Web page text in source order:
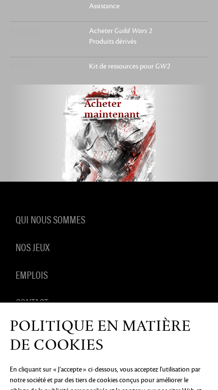
Assistance
AcheterGuild Wars 2
Produits dérivés
Kit de ressources pourGW2
Acheter
maintenant
QUI NOUS SOMMES
NOS JEUX
EMPLOIS
CONTACT
PRODUITS DÉRIVÉS
AVIS DE CONFIDENTIALITÉ MENTIONS LÉGALES
POLITIQUE EN MATIÈRE
DE COOKIES
En cliquant sur « J'accepte » ci-dessous, vous acceptez l'utilisation par
notre société et par des tiers de cookies conçus pour améliorer le